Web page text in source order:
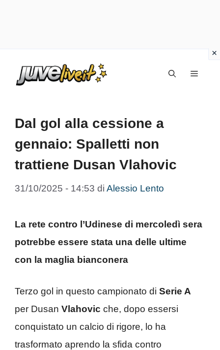
Menu
Dal gol alla cessione a
gennaio: Spalletti non
trattiene Dusan Vlahovic
31/10/2025 - 14:53 di Alessio Lento
La rete contro l’Udinese di mercoledì sera
potrebbe essere stata una delle ultime
con la maglia bianconera
Terzo gol in questo campionato di Serie A
per Dusan Vlahovic che, dopo essersi
conquistato un calcio di rigore, lo ha
trasformato aprendo la sfida contro